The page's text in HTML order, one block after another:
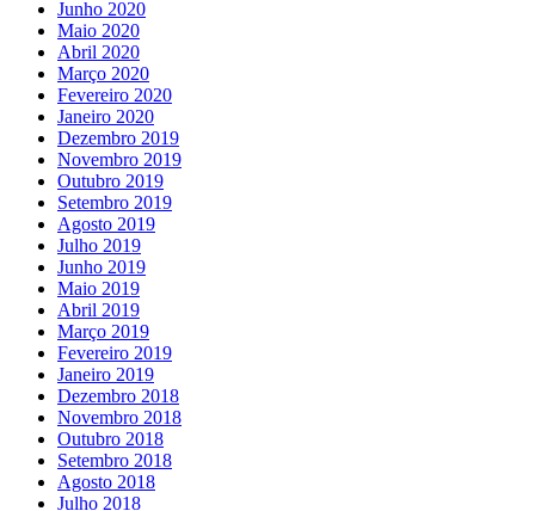
Junho 2020
Maio 2020
Abril 2020
Março 2020
Fevereiro 2020
Janeiro 2020
Dezembro 2019
Novembro 2019
Outubro 2019
Setembro 2019
Agosto 2019
Julho 2019
Junho 2019
Maio 2019
Abril 2019
Março 2019
Fevereiro 2019
Janeiro 2019
Dezembro 2018
Novembro 2018
Outubro 2018
Setembro 2018
Agosto 2018
Julho 2018